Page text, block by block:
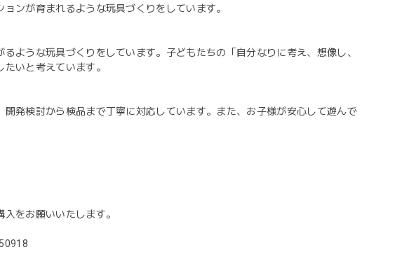
ンが育まれるような玩具づくりをしています。
ような玩具づくりをしています。子どもたちの「自分なりに考え、想像し、
いと考えています。
発検討から検品まで丁寧に対応しています。また、お子様が安心して遊んで
をお願いいたします。